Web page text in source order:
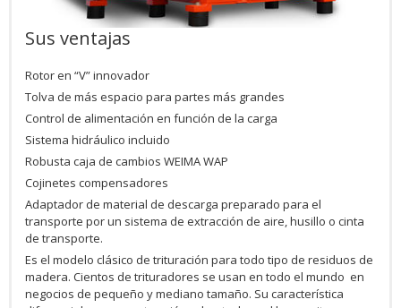
Sus ventajas
Rotor en “V” innovador
Tolva de más espacio para partes más grandes
Control de alimentación en función de la carga
Sistema hidráulico incluido
Robusta caja de cambios WEIMA WAP
Cojinetes compensadores
Adaptador de material de descarga preparado para el
transporte por un sistema de extracción de aire, husillo o cinta
de transporte.
Es el modelo clásico de trituración para todo tipo de residuos de
madera. Cientos de trituradores se usan en todo el mundo en
negocios de pequeño y mediano tamaño. Su característica